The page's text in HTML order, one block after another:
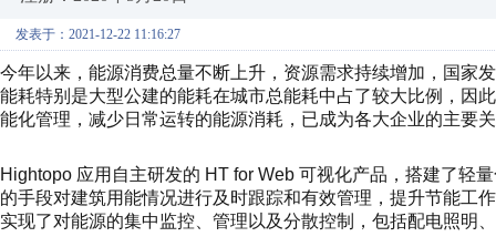
发表于：2021-12-22 11:16:27
今年以来，能源消费总量不断上升，资源需求持续增加，国家
能耗特别是大型公建的能耗在城市总能耗中占了较大比例，因
能化管理，减少日常运转的能源消耗，已成为各大企业的主要
Hightopo 应用自主研发的 HT for Web 可视化产品，搭建了轻
的手段对建筑用能情况进行及时跟踪和有效管理，提升节能工
实现了对能源的集中监控、管理以及分散控制，包括配电照明